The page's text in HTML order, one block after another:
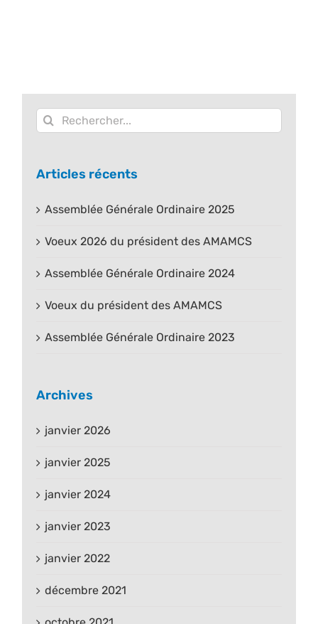
Rechercher:
Articles récents
Assemblée Générale Ordinaire 2025
Voeux 2026 du président des AMAMCS
Assemblée Générale Ordinaire 2024
Voeux du président des AMAMCS
Assemblée Générale Ordinaire 2023
Archives
janvier 2026
janvier 2025
janvier 2024
janvier 2023
janvier 2022
décembre 2021